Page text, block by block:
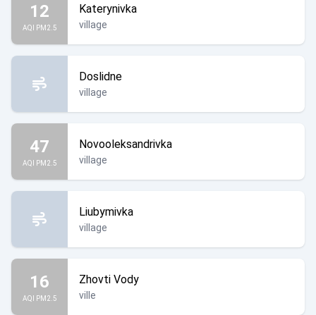
12
AQI PM2.5
Katerynivka
village
Doslidne
village
47
AQI PM2.5
Novooleksandrivka
village
Liubymivka
village
16
AQI PM2.5
Zhovti Vody
ville